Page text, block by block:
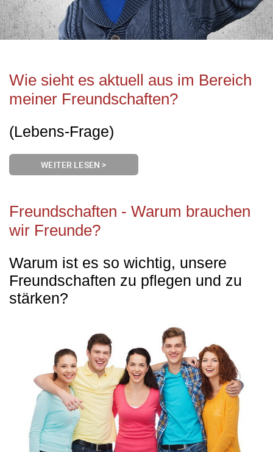
Wie sieht es aktuell aus im Bereich
meiner Freundschaften?
(Lebens-Frage)
WEITER LESEN >
Freundschaften - Warum brauchen
wir Freunde?
Warum ist es so wichtig, unsere
Freundschaften zu pflegen und zu
stärken?